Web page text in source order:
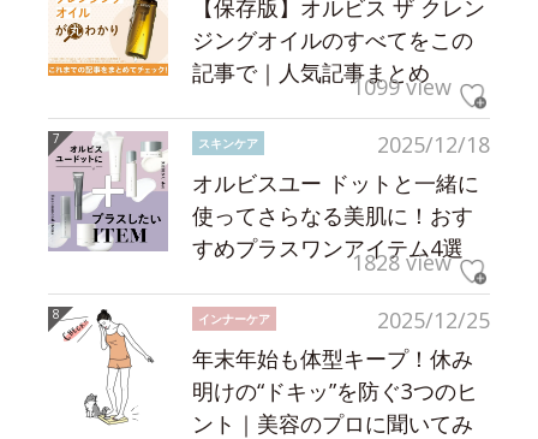
【保存版】オルビス ザ クレン
ジングオイルのすべてをこの
記事で｜人気記事まとめ
1099 view
2025/12/18
スキンケア
オルビスユー ドットと一緒に
使ってさらなる美肌に！おす
すめプラスワンアイテム4選
1828 view
2025/12/25
インナーケア
年末年始も体型キープ！休み
明けの“ドキッ”を防ぐ3つのヒ
ント｜美容のプロに聞いてみ